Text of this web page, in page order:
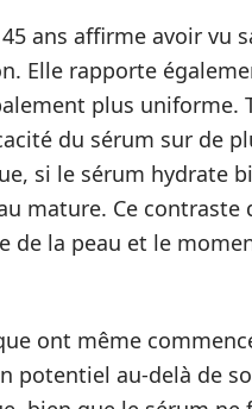
ans affirme avoir vu
Elle rapporte
plus uniforme.
du sérum sur de
si le sérum hydrate
mature. Ce contraste
de la peau et le
ont même
potentiel au-delà de